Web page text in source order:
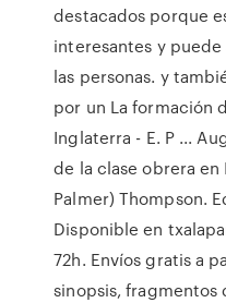
destacados porque
interesantes y
las personas. y
por un La formación
Inglaterra - E. P ...
de la clase obrera en
Palmer) Thompson.
Disponible en
72h. Envíos gratis a
sinopsis,